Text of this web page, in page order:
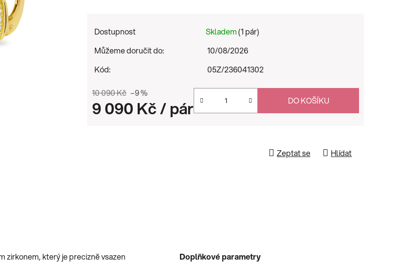
Dostupnost Skladem(1 pár)
Můžeme doručit do:
10/08/2026
Kód:
05Z/236041302
10 090 Kč –9 %
9 090 Kč/ pár DO KOŠÍKU
Zeptat se Hlídat
zirkonem, který je precizně vsazen
Doplňkové parametry